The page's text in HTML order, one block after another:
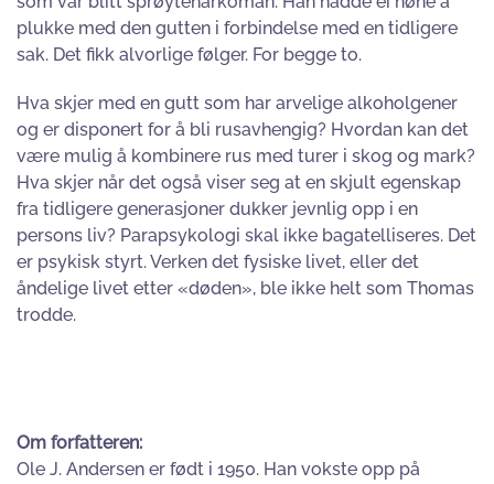
plukke med den gutten i forbindelse med en tidligere
sak. Det fikk alvorlige følger. For begge to.
Hva skjer med en gutt som har arvelige alkoholgener
og er disponert for å bli rusavhengig? Hvordan kan det
være mulig å kombinere rus med turer i skog og mark?
Hva skjer når det også viser seg at en skjult egenskap
fra tidligere generasjoner dukker jevnlig opp i en
persons liv? Parapsykologi skal ikke bagatelliseres. Det
er psykisk styrt. Verken det fysiske livet, eller det
åndelige livet etter «døden», ble ikke helt som Thomas
trodde.
Om forfatteren:
Ole J. Andersen er født i 1950. Han vokste opp på